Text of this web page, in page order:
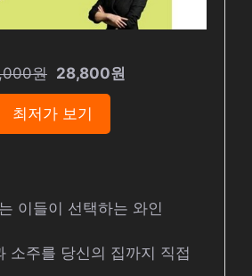
원 28,800원
최저가 보기
이들이 선택하는 와인
소주를 당신의 집까지 직접